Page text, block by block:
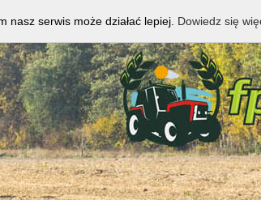
nasz serwis może działać lepiej. Dowiedz się